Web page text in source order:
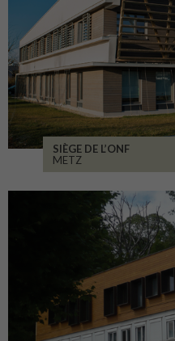
SIÈGE DE L’ONF
METZ